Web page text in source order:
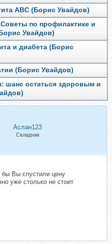
ABC (Борис Увайдов)
по профилактике и
Увайдов)
и диабета (Борис
(Борис Увайдов)
шанс остаться здоровым и
Аслан123
Складчик
Вы спустили цену
уже столько не стоит